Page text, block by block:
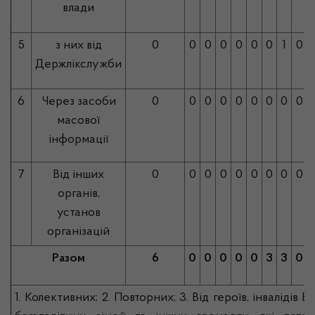
влади
5
з них від
Держлікслужби
0 0 0 0 0 0 0 1 0
6
Через засоби
масової
інформації
0 0 0 0 0 0 0 0 0
7
Від інших
органів,
установ
організацій
0 0 0 0 0 0 0 0 0
Разом 6 0 0 0 0 0 3 3 0
1. Колективних; 2. Повторних; 3. Від героїв, інвалідів